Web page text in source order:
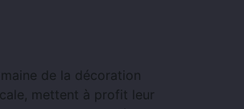
de la décoration
mettent à profit leur